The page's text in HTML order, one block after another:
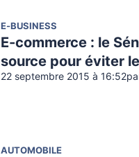
E-BUSINESS
E-commerce : le
source pour éviter
22 septembre 2015 à 16:52
AUTOMOBILE